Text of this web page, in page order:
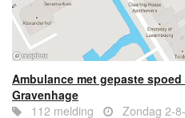
Ambulance met gepaste
Gravenhage
112 melding
Zondag 2-